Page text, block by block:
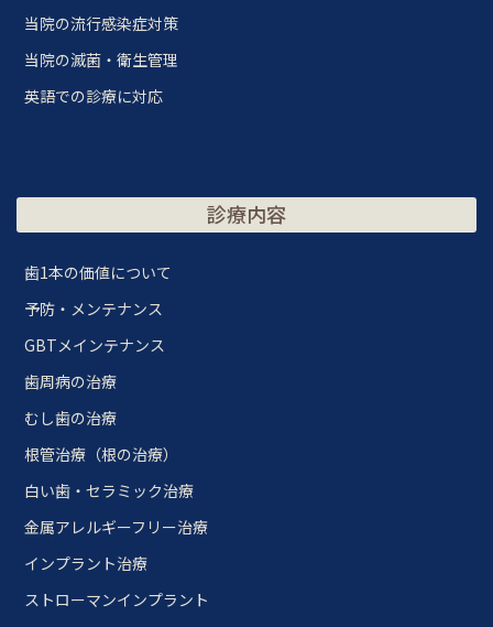
当院の流行感染症対策
当院の滅菌・衛生管理
英語での診療に対応
診療内容
歯1本の価値について
予防・メンテナンス
GBTメインテナンス
歯周病の治療
むし歯の治療
根管治療（根の治療）
白い歯・セラミック治療
金属アレルギーフリー治療
インプラント治療
ストローマンインプラント